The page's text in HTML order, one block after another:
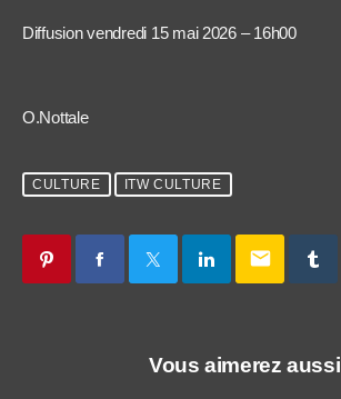
Diffusion vendredi 15 mai 2026 – 16h00
O.Nottale
CULTURE ITW CULTURE
email
Vous aimerez aussi